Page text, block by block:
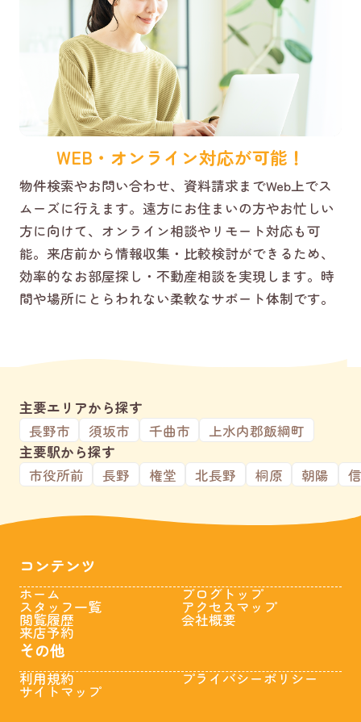
WEB・オンライン対応が可能！
物件検索やお問い合わせ、資料請求までWeb上でス
ムーズに行えます。遠方にお住まいの方やお忙しい
方に向けて、オンライン相談やリモート対応も可
能。来店前から情報収集・比較検討ができるため、
効率的なお部屋探し・不動産相談を実現します。時
間や場所にとらわれない柔軟なサポート体制です。
主要エリアから探す
長野市
須坂市 千曲市
上水内郡飯綱町
主要駅から探す
市役所前
長野 権堂 北長野 桐原 朝陽
コンテンツ
ホーム
スタッフ一覧
閲覧履歴
来店予約
ブログトップ
アクセスマップ
会社概要
その他
利用規約
サイトマップ
プライバシーポリシー